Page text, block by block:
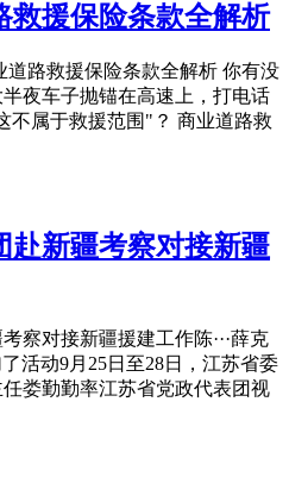
救援保险条款全解析
道路救援保险条款全解析 你有没
夜车子抛锚在高速上，打电话
不属于救援范围"？ 商业道路救
赴新疆考察对接新疆
察对接新疆援建工作陈···薛克
了活动9月25日至28日，江苏省委
娄勤勤率江苏省党政代表团视